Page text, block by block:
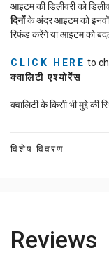
आइटम की डिलीवरी को
दिनोंके अंदर आइटम को
रिफंड करेंगे या आइटम को
CLICK HERE to
क्वालिटी एश्योरेंस
क्वालिटी के किसी भी मुद्दे की
विशेष विवरण
Reviews